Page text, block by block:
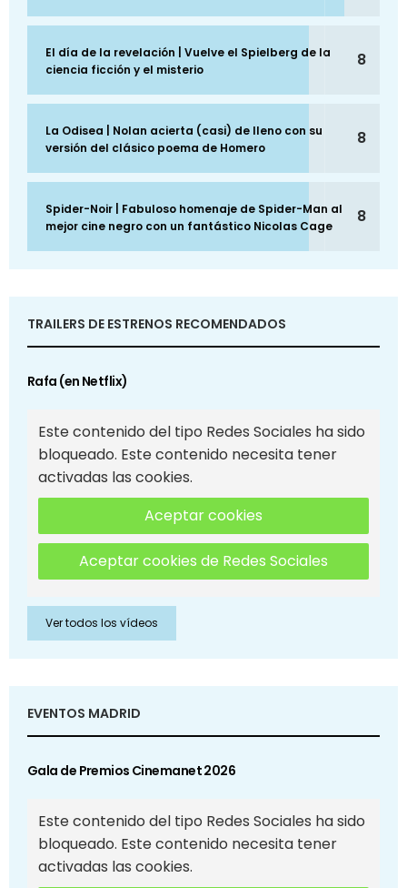
El día de la revelación | Vuelve el Spielberg de la
ciencia ficción y el misterio
8
La Odisea | Nolan acierta (casi) de lleno con su
versión del clásico poema de Homero
8
Spider-Noir | Fabuloso homenaje de Spider-Man al
mejor cine negro con un fantástico Nicolas Cage
8
TRAILERS DE ESTRENOS RECOMENDADOS
Rafa (en Netflix)
Este contenido del tipo Redes Sociales ha sido
bloqueado. Este contenido necesita tener
activadas las cookies.
Aceptar cookies
Aceptar cookies de Redes Sociales
Ver todos los vídeos
EVENTOS MADRID
Gala de Premios Cinemanet 2026
Este contenido del tipo Redes Sociales ha sido
bloqueado. Este contenido necesita tener
activadas las cookies.